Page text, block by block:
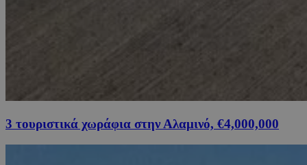
3 τουριστικά χωράφια στην Αλαμινό, €4,000,000